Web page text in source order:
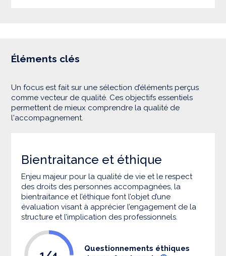
Éléments clés
Un focus est fait sur une sélection d’éléments perçus
comme vecteur de qualité. Ces objectifs essentiels
permettent de mieux comprendre la qualité de
l'accompagnement.
Bientraitance et éthique
Enjeu majeur pour la qualité de vie et le respect
des droits des personnes accompagnées, la
bientraitance et l’éthique font l’objet d’une
évaluation visant à apprécier l’engagement de la
structure et l’implication des professionnels.
Questionnements éthiques